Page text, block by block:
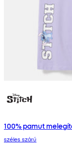
100% pamut
széles szárú